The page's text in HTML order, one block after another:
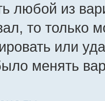
любой из
то только
или
менять